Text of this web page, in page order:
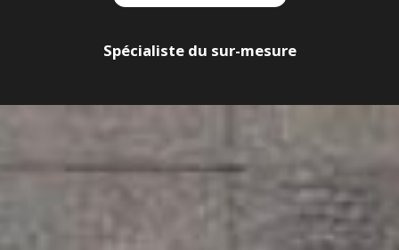
Spécialiste du sur-mesure